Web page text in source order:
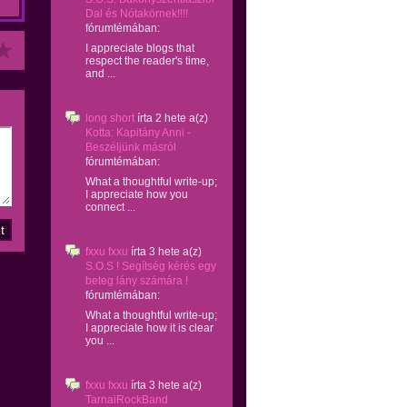
Dal és Nótakörnek!!!!
fórumtémában:
I appreciate blogs that
respect the reader's time,
and ...
long short írta 2 hete a(z)
Kotta: Kapitány Anni -
Beszéljünk másról
fórumtémában:
What a thoughtful write-up;
I appreciate how you
connect ...
fxxu fxxu írta 3 hete a(z)
S.O.S ! Segítség kérés egy
beteg lány számára !
fórumtémában:
What a thoughtful write-up;
I appreciate how it is clear
you ...
fxxu fxxu írta 3 hete a(z)
TarnaiRockBand